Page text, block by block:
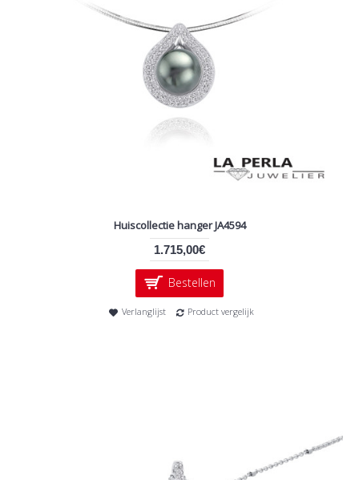
Huiscollectie hanger JA4594
1.715,00€
Bestellen
Verlanglijst Product vergelijk